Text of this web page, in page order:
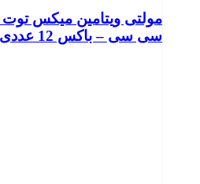
سی سی – باکس 12 عددی